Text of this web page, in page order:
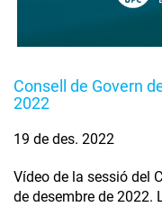
Consell de Govern
2022
19 de des. 2022
Vídeo de la sessió del
de desembre de 2022.